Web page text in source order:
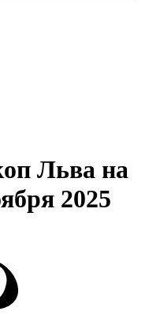
Льва на
2025